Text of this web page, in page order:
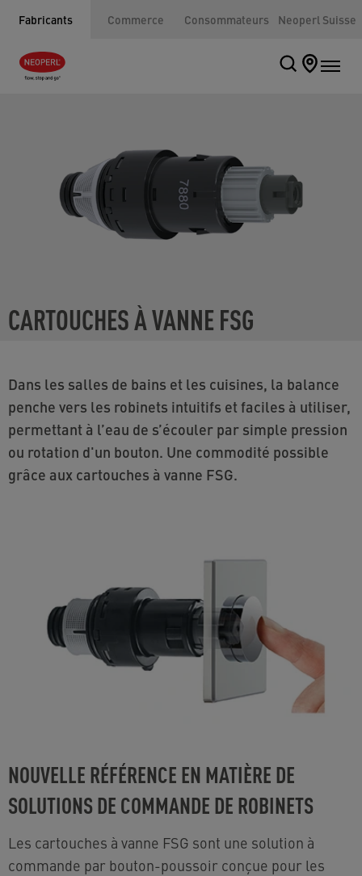
Fabricants Commerce Consommateurs Neoperl Suisse
CARTOUCHES À VANNE FSG
Dans les salles de bains et les cuisines, la balance
penche vers les robinets intuitifs et faciles à utiliser,
permettant à l’eau de s’écouler par simple pression
ou rotation d'un bouton. Une commodité possible
grâce aux cartouches à vanne FSG.
NOUVELLE RÉFÉRENCE EN MATIÈRE DE
SOLUTIONS DE COMMANDE DE ROBINETS
Les cartouches à vanne FSG sont une solution à
commande par bouton-poussoir conçue pour les